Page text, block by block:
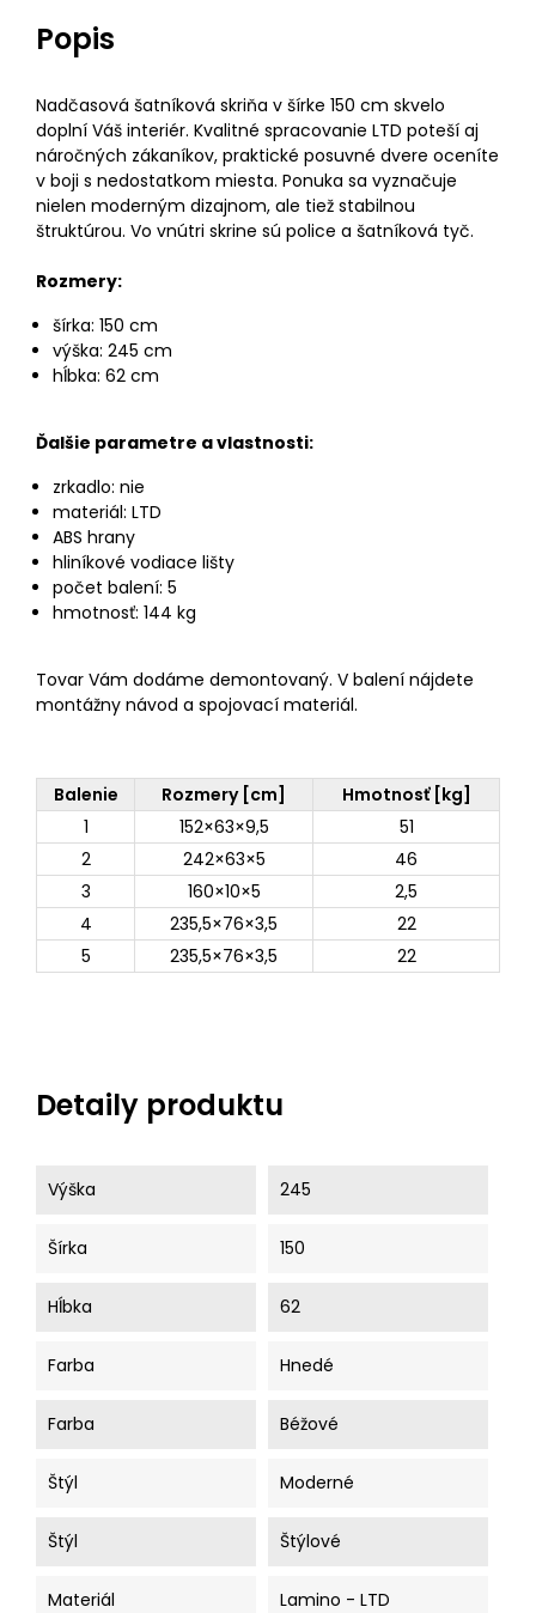
Popis
Nadčasová šatníková skriňa v šírke 150 cm skvelo
doplní Váš interiér. Kvalitné spracovanie LTD poteší aj
náročných zákaníkov, praktické posuvné dvere oceníte
v boji s nedostatkom miesta. Ponuka sa vyznačuje
nielen moderným dizajnom, ale tiež stabilnou
štruktúrou. Vo vnútri skrine sú police a šatníková tyč.
Rozmery:
šírka: 150 cm
výška: 245 cm
hĺbka: 62 cm
Ďalšie parametre a vlastnosti:
zrkadlo: nie
materiál: LTD
ABS hrany
hliníkové vodiace lišty
počet balení: 5
hmotnosť: 144 kg
Tovar Vám dodáme demontovaný. V balení nájdete
montážny návod a spojovací materiál.
Balenie Rozmery [cm]
Hmotnosť [kg]
1
152×63×9,5
51
2
242×63×5
46
3
160×10×5
2,5
4
235,5×76×3,5
22
5
235,5×76×3,5 22
Detaily produktu
Výška 245
Šírka 150
Hĺbka 62
Farba Hnedé
Farba Béžové
Štýl Moderné
Štýl Štýlové
Materiál Lamino - LTD